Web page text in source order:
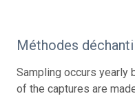
Méthodes
Sampling occurs yearly
of the captures are